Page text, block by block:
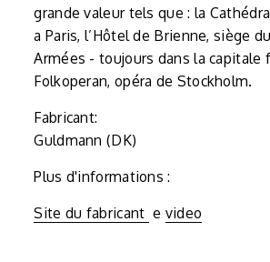
grande valeur tels que : la
a Paris, l’Hôtel de Brienne, siège
Armées - toujours dans la capitale
Folkoperan, opéra de Stockholm.
Fabricant:
Guldmann (DK)
Plus d'informations :
Site du fabricant e video